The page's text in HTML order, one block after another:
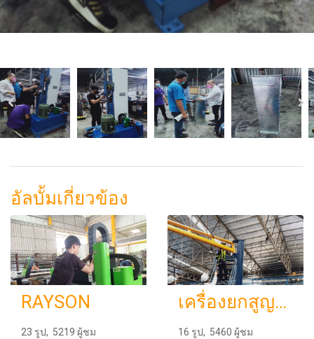
อัลบั้มเกี่ยวข้อง
RAYSON
23 รูป, 5219 ผู้ชม
เครื่องยกสูญญากาศ
16 รูป, 5460 ผู้ชม